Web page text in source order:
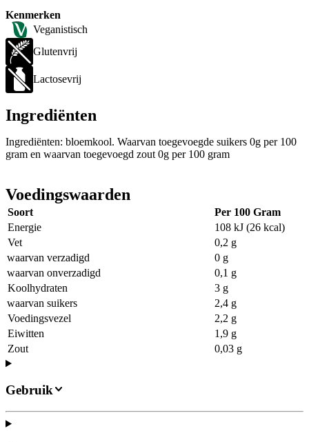
Kenmerken
Veganistisch
Glutenvrij
Lactosevrij
Ingrediënten
Ingrediënten: bloemkool. Waarvan toegevoegde suikers 0g per 100
gram en waarvan toegevoegd zout 0g per 100 gram
Voedingswaarden
Soort
Per 100 Gram
Energie
108 kJ (26 kcal)
Vet
0,2 g
waarvan verzadigd
0 g
waarvan onverzadigd
0,1 g
Koolhydraten
3 g
waarvan suikers
2,4 g
Voedingsvezel
2,2 g
Eiwitten
1,9 g
Zout
0,03 g
Gebruik